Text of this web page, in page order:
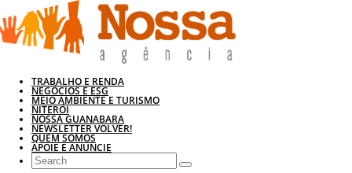
TRABALHO E RENDA
NEGÓCIOS E ESG
MEIO AMBIENTE E TURISMO
NITERÓI
NOSSA GUANABARA
NEWSLETTER VOLVER!
QUEM SOMOS
APOIE E ANUNCIE